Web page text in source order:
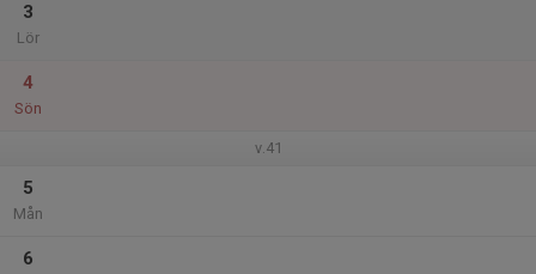
3
Lör
4
Sön
v.41
5
Mån
6